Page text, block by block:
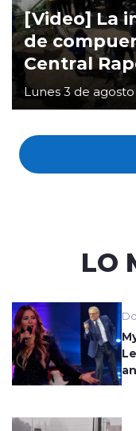
[Video] La
de
Central
Lunes 3 de
LO